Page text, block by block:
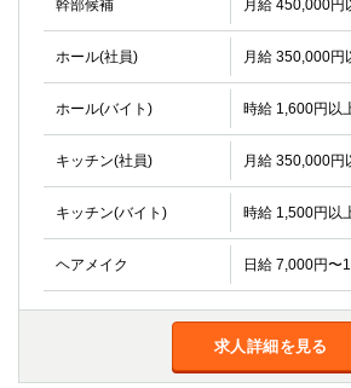
幹部候補 月給 450,000円
ホール(社員) 月給 350,000円
ホール(バイト) 時給 1,600円以
キッチン(社員) 月給 350,000円
キッチン(バイト) 時給 1,500円以
ヘアメイク 日給 7,000円〜
求人詳細を見る